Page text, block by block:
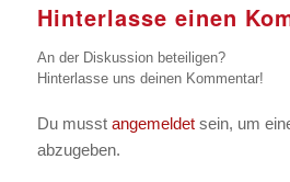
Hinterlasse einen
An der Diskussion beteiligen?
Hinterlasse uns deinen Kommentar!
Du musst angemeldetsein, um
abzugeben.